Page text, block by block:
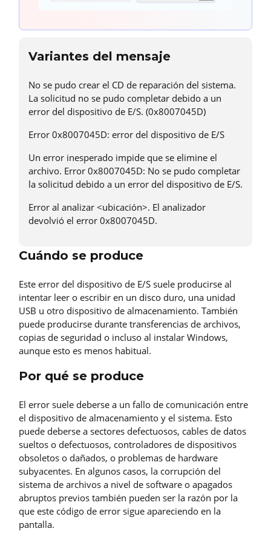
Variantes del mensaje
No se pudo crear el CD de reparación del sistema.
La solicitud no se pudo completar debido a un
error del dispositivo de E/S. (0x8007045D)
Error 0x8007045D: error del dispositivo de E/S
Un error inesperado impide que se elimine el
archivo. Error 0x8007045D: No se pudo completar
la solicitud debido a un error del dispositivo de E/S.
Error al analizar <ubicación>. El analizador
devolvió el error 0x8007045D.
Cuándo se produce
Este error del dispositivo de E/S suele producirse al
intentar leer o escribir en un disco duro, una unidad
USB u otro dispositivo de almacenamiento. También
puede producirse durante transferencias de archivos,
copias de seguridad o incluso al instalar Windows,
aunque esto es menos habitual.
Por qué se produce
El error suele deberse a un fallo de comunicación entre
el dispositivo de almacenamiento y el sistema. Esto
puede deberse a sectores defectuosos, cables de datos
sueltos o defectuosos, controladores de dispositivos
obsoletos o dañados, o problemas de hardware
subyacentes. En algunos casos, la corrupción del
sistema de archivos a nivel de software o apagados
abruptos previos también pueden ser la razón por la
que este código de error sigue apareciendo en la
pantalla.